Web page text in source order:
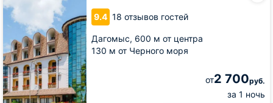
9.4 18 отзывов гостей
Дагомыс, 600 м от центра
130 м от Черного моря
от2 700руб.
за 1 ночь